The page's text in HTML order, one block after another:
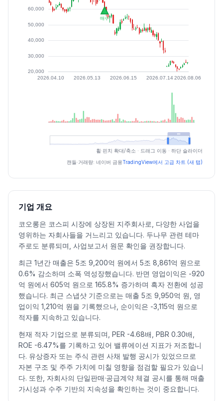
최근 구간 일별 OHLCV (스크린 리더용)
고가 저가 종가 등락률%거래량
2026.07.03
465004830045150480003.56 43530
2026.07.06
48300506004535046800-2.5045025
2026.07.07
45000
2026.07.09
44000445004210043100-0.9219772
2026.07.10
423504535040550439001.86
60051
2026.07.14
39400395003550038250-4.8593754
2026.07.15
3915041200 39150396503.66
31167
2026.07.16
39500400003170033850-14.63125353
2026.07.20
33500353003200032900-2.81 86413
2026.07.21
234002380023050
2026.07.22
233002535023300241002.12
587756
2026.07.23
2430027100243002680011.20 310348
2026.07.24
27000270502545025900-3.36181351
2026.07.27
26350268502510025500-1.54122127
2026.07.28
24600246502270023250-8.82 168992
2026.07.29
23300 236502020021850-6.02149297
휠·핀치 확대/축소 · 드래그 이동 · 하단 슬라이더
캔들·거래량: 네이버 금융TradingView에서 고급 차트 (새 탭)
기업 개요
코오롱은 코스피 시장에 상장된 지주회사로, 다양한 사업을
영위하는 자회사들을 거느리고 있습니다. 두나무 관련 테마
주로도 분류되며, 사업보고서 원문 확인을 권장합니다.
최근 1년간 매출은 5조 9,200억 원에서 5조 8,861억 원으로
0.6% 감소하며 소폭 역성장했습니다. 반면 영업이익은 -920
억 원에서 605억 원으로 165.8% 증가하며 흑자 전환에 성공
했습니다. 최근 스냅샷 기준으로는 매출 5조 9,950억 원, 영
업이익 1,210억 원을 기록했으나, 순이익은 -3,115억 원으로
적자를 지속하고 있습니다.
현재 적자 기업으로 분류되며, PER -4.68배, PBR 0.30배,
ROE -6.47%를 기록하고 있어 밸류에이션 지표가 저조합니
다. 유상증자 또는 주식 관련 사채 발행 공시가 있었으므로
자본 구조 및 주주 가치에 미칠 영향을 점검할 필요가 있습니
다. 또한, 자회사의 단일판매·공급계약 체결 공시를 통해 매출
가시성과 수주 기반의 지속성을 확인하는 것이 중요합니다.